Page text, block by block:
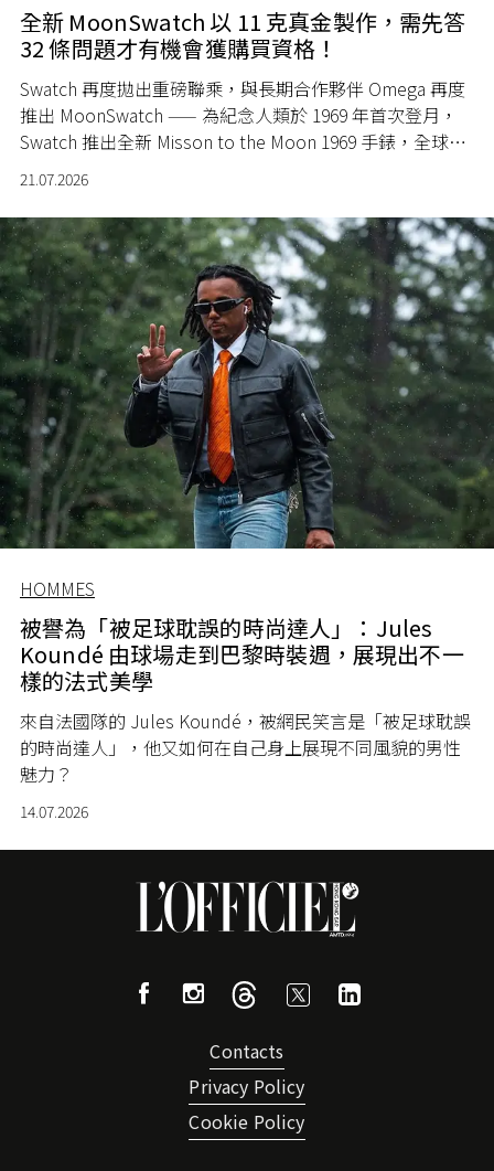
全新 MoonSwatch 以 11 克真金製作，需先答
32 條問題才有機會獲購買資格！
Swatch 再度拋出重磅聯乘，與長期合作夥伴 Omega 再度
推出 MoonSwatch —— 為紀念人類於 1969 年首次登月，
Swatch 推出全新 Misson to the Moon 1969 手錶，全球限
21.07.2026
HOMMES
被譽為「被足球耽誤的時尚達人」：Jules
Koundé 由球場走到巴黎時裝週，展現出不一
樣的法式美學
來自法國隊的 Jules Koundé，被網民笑言是「被足球耽誤
的時尚達人」，他又如何在自己身上展現不同風貌的男性
魅力？
14.07.2026
Contacts
Privacy Policy
Cookie Policy